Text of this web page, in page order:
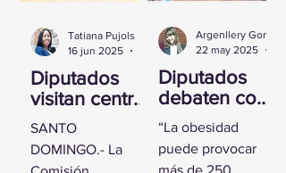
Diputados
visitan centro
UASD La
Romana para
conocer
SANTO
DOMINGO.- La
Tatiana Pujols
16 jun 2025
Diputados
debaten con
experta
sobre la
obesidad
“La obesidad
puede provocar
más de 250
22 may 2025